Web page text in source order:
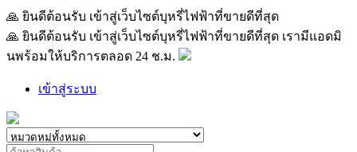
🙏 ยินดีต้อนรับ เข้าสู่เว็บไซต์บุหรี่ไฟฟ้าที่ขายดีที่สุด เรามีแอดมิน
🙏 ยินดีต้อนรับ เข้าสู่เว็บไซต์บุหรี่ไฟฟ้าที่ขายดีที่สุด เรามีแอดมิ
นพร้อมให้บริการตลอด 24 ช.ม.
เข้าสู่ระบบ